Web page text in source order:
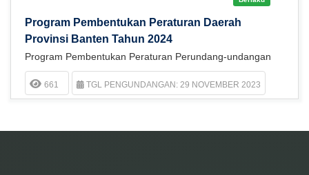
Program Pembentukan Peraturan Daerah
Provinsi Banten Tahun 2024
Program Pembentukan Peraturan Perundang-undangan
661 TGL PENGUNDANGAN: 29 NOVEMBER 2023